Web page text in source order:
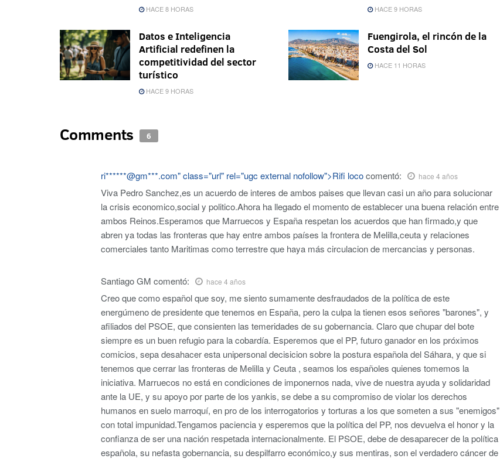
HACE 8 HORAS HACE 9 HORAS
Datos e Inteligencia
Artificial redefinen la
competitividad del sector
turístico
HACE 9 HORAS
Fuengirola, el rincón de la
Costa del Sol
HACE 11 HORAS
Comments 6
ri******@gm***.com" class="url" rel="ugc external nofollow">Rifi lococomentó: hace 4 años
Viva Pedro Sanchez,es un acuerdo de interes de ambos paises que llevan casi un año para solucionar
la crisis economico,social y politico.Ahora ha llegado el momento de establecer una buena relación entre
ambos Reinos.Esperamos que Marruecos y España respetan los acuerdos que han firmado,y que
abren ya todas las fronteras que hay entre ambos países la frontera de Melilla,ceuta y relaciones
comerciales tanto Maritimas como terrestre que haya más circulacion de mercancias y personas.
Santiago GM comentó: hace 4 años
Creo que como español que soy, me siento sumamente desfraudados de la política de este
energúmeno de presidente que tenemos en España, pero la culpa la tienen esos señores "barones", y
afiliados del PSOE, que consienten las temeridades de su gobernancia. Claro que chupar del bote
siempre es un buen refugio para la cobardía. Esperemos que el PP, futuro ganador en los próximos
comicios, sepa desahacer esta unipersonal decisicion sobre la postura española del Sáhara, y que si
tenemos que cerrar las fronteras de Melilla y Ceuta , seamos los españoles quienes tomemos la
iniciativa. Marruecos no está en condiciones de imponernos nada, vive de nuestra ayuda y solidaridad
ante la UE, y su apoyo por parte de los yankis, se debe a su compromiso de violar los derechos
humanos en suelo marroquí, en pro de los interrogatorios y torturas a los que someten a sus "enemigos"
con total impunidad.Tengamos paciencia y esperemos que la política del PP, nos devuelva el honor y la
confianza de ser una nación respetada internacionalmente. El PSOE, debe de desaparecer de la política
española, su nefasta gobernancia, su despilfarro económico,y sus mentiras, son el verdadero cáncer de